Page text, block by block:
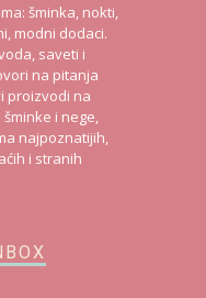
šminka, nokti,
modni dodaci.
saveti i
na pitanja
proizvodi na
i nege,
najpoznatijih,
i stranih